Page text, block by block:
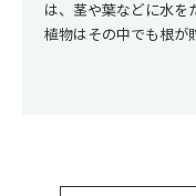
は、茎や葉などに水を
植物はその中でも根が
みのある独特の形が